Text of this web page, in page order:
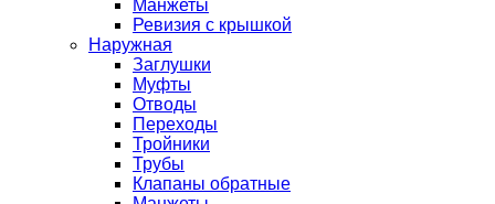
Манжеты
Ревизия с крышкой
Наружная
Заглушки
Муфты
Отводы
Переходы
Тройники
Трубы
Клапаны обратные